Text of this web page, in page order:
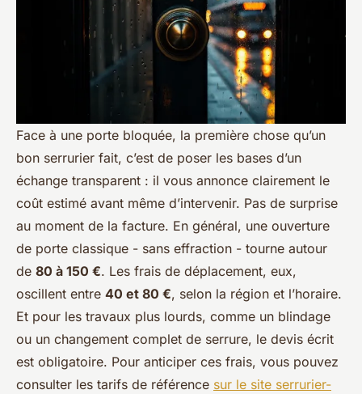
Face à une porte bloquée, la première chose qu’un
bon serrurier fait, c’est de poser les bases d’un
échange transparent : il vous annonce clairement le
coût estimé avant même d’intervenir. Pas de surprise
au moment de la facture. En général, une ouverture
de porte classique - sans effraction - tourne autour
de 80 à 150 €. Les frais de déplacement, eux,
oscillent entre 40 et 80 €, selon la région et l’horaire.
Et pour les travaux plus lourds, comme un blindage
ou un changement complet de serrure, le devis écrit
est obligatoire. Pour anticiper ces frais, vous pouvez
consulter les tarifs de référence sur le site serrurier-